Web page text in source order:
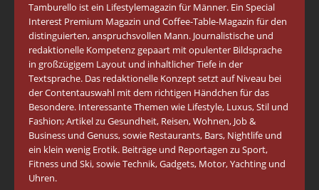
Tamburello ist ein Lifestylemagazin für Männer. Ein Special
Interest Premium Magazin und Coffee-Table-Magazin für den
distinguierten, anspruchsvollen Mann. Journalistische und
redaktionelle Kompetenz gepaart mit opulenter Bildsprache
in großzügigem Layout und inhaltlicher Tiefe in der
Textsprache. Das redaktionelle Konzept setzt auf Niveau bei
der Contentauswahl mit dem richtigen Händchen für das
Besondere. Interessante Themen wie Lifestyle, Luxus, Stil und
Fashion; Artikel zu Gesundheit, Reisen, Wohnen, Job &
Business und Genuss, sowie Restaurants, Bars, Nightlife und
ein klein wenig Erotik. Beiträge und Reportagen zu Sport,
Fitness und Ski, sowie Technik, Gadgets, Motor, Yachting und
Uhren.